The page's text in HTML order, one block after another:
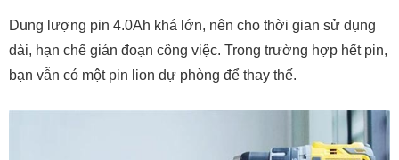
Dung lượng pin 4.0Ah khá lớn, nên cho thời gian sử dụng
dài, hạn chế gián đoạn công việc. Trong trường hợp hết pin,
bạn vẫn có một pin lion dự phòng để thay thế.